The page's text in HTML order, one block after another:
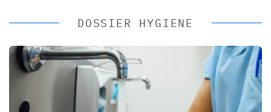
DOSSIER HYGIENE